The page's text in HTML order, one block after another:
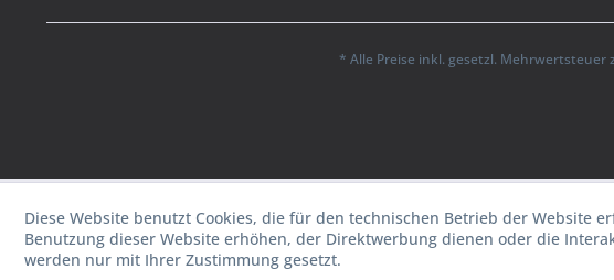
* Alle Preise inkl. gesetzl. Mehrwertsteuer
Diese Website benutzt Cookies, die für den technischen Betrieb der Website
Benutzung dieser Website erhöhen, der Direktwerbung dienen oder die
werden nur mit Ihrer Zustimmung gesetzt.